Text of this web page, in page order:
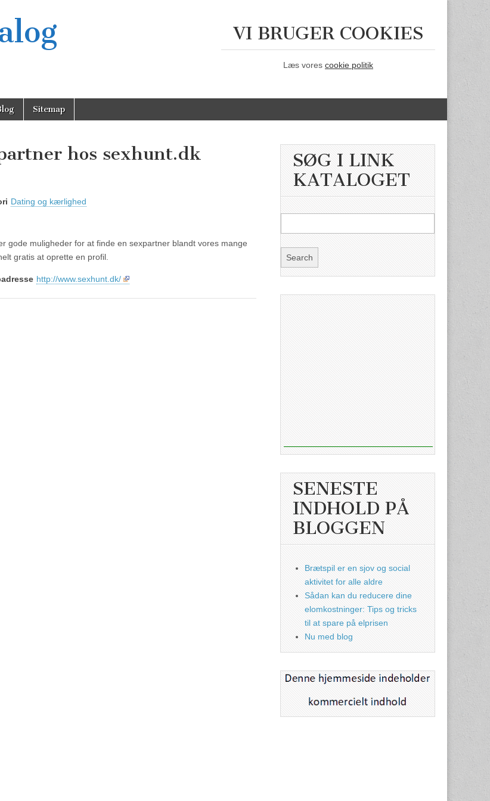
VI BRUGER COOKIES
Læs vores cookie politik
Sitemap
hos sexhunt.dk
Dating og kærlighed
gode muligheder for at finde en sexpartner blandt vores mange
gratis at oprette en profil.
http://www.sexhunt.dk/
SØG I LINK
KATALOGET
SENESTE
INDHOLD PÅ
BLOGGEN
Brætspil er en sjov og social
aktivitet for alle aldre
Sådan kan du reducere dine
elomkostninger: Tips og tricks
til at spare på elprisen
Nu med blog